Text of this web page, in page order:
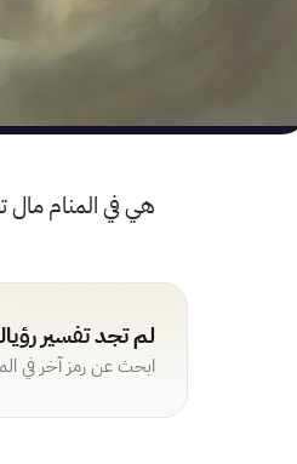
هي في المنام مال
لم تجد تفسير
ابحث عن رمز آخر في